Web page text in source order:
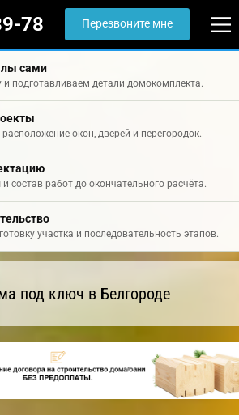
78 Перезвоните мне
сами
и подготавливаем детали домокомплекта.
окон, дверей и перегородок.
состав работ до окончательного расчёта.
участка и последовательность этапов.
под ключ в Белгороде